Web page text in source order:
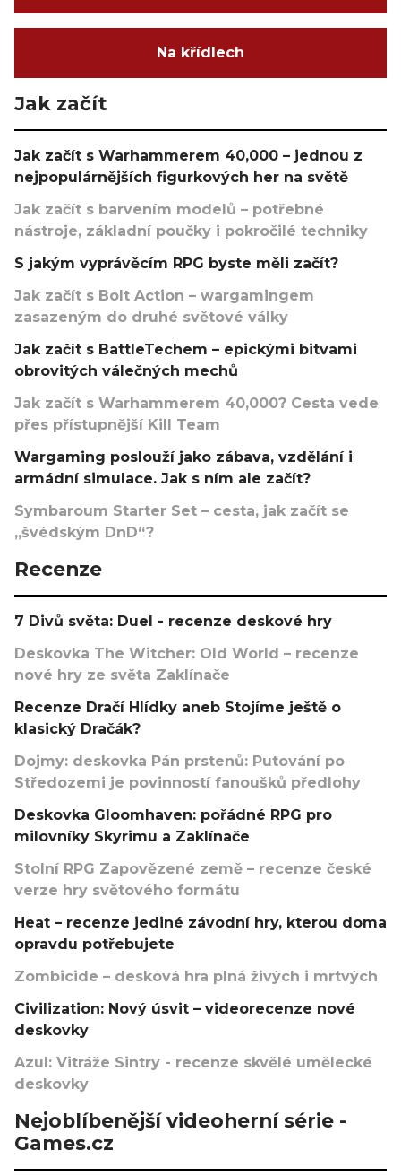
Na křídlech
Jak začít
Jak začít s Warhammerem 40,000 – jednou z
nejpopulárnějších figurkových her na světě
Jak začít s barvením modelů – potřebné
nástroje, základní poučky i pokročilé techniky
S jakým vyprávěcím RPG byste měli začít?
Jak začít s Bolt Action – wargamingem
zasazeným do druhé světové války
Jak začít s BattleTechem – epickými bitvami
obrovitých válečných mechů
Jak začít s Warhammerem 40,000? Cesta vede
přes přístupnější Kill Team
Wargaming poslouží jako zábava, vzdělání i
armádní simulace. Jak s ním ale začít?
Symbaroum Starter Set – cesta, jak začít se
„švédským DnD“?
Recenze
7 Divů světa: Duel - recenze deskové hry
Deskovka The Witcher: Old World – recenze
nové hry ze světa Zaklínače
Recenze Dračí Hlídky aneb Stojíme ještě o
klasický Dračák?
Dojmy: deskovka Pán prstenů: Putování po
Středozemi je povinností fanoušků předlohy
Deskovka Gloomhaven: pořádné RPG pro
milovníky Skyrimu a Zaklínače
Stolní RPG Zapovězené země – recenze české
verze hry světového formátu
Heat – recenze jediné závodní hry, kterou doma
opravdu potřebujete
Zombicide – desková hra plná živých i mrtvých
Civilization: Nový úsvit – videorecenze nové
deskovky
Azul: Vitráže Sintry - recenze skvělé umělecké
deskovky
Nejoblíbenější videoherní série -
Games.cz